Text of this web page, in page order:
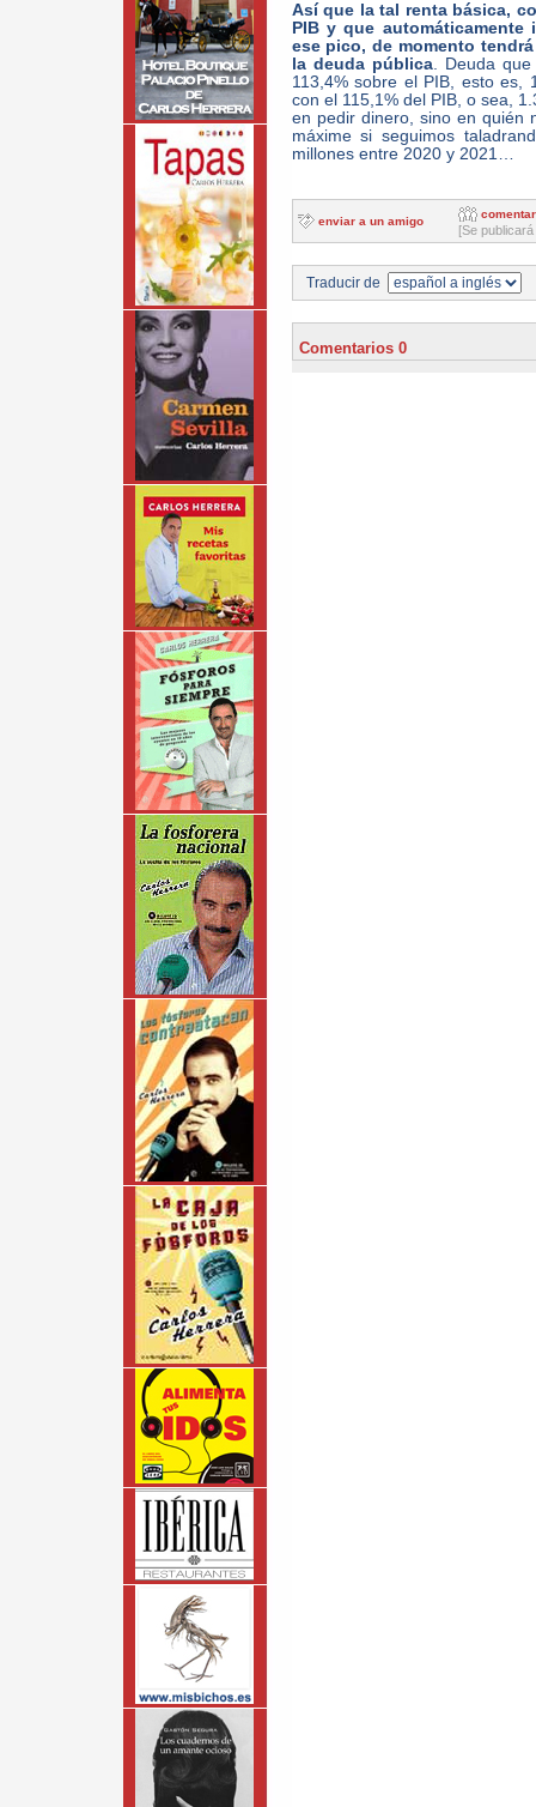
Así que la tal renta básica,
PIB y que
ese pico, de momento
la deuda pública. Deuda
113,4% sobre el PIB, esto es,
con el 115,1% del PIB, o sea,
en pedir dinero, sino en quién
máxime si seguimos
millones entre 2020 y 2021…
enviar a un amigo
comentar
[Se
Traducir de
Comentarios 0